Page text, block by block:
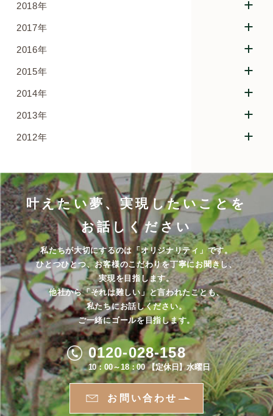
2018年
2017年
2016年
2015年
2014年
2013年
2012年
叶えたい夢、実現したいことを
お話しください
私たちが大切にするのは「オリジナリティ」です。
ひとつひとつ、お客様のこだわりを丁寧にお聞きし、
実現を目指します。
他社から「それは難しい」と言われたことも、
私たちにお話しください。
ご一緒にゴールを目指します。
0120-028-158
10：00～18：00 【定休日】水曜日
お問い合わせ